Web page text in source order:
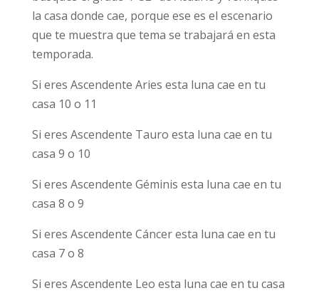
la casa donde cae, porque ese es el escenario
que te muestra que tema se trabajará en esta
temporada.
Si eres Ascendente Aries esta luna cae en tu
casa 10 o 11
Si eres Ascendente Tauro esta luna cae en tu
casa 9 o 10
Si eres Ascendente Géminis esta luna cae en tu
casa 8 o 9
Si eres Ascendente Cáncer esta luna cae en tu
casa 7 o 8
Si eres Ascendente Leo esta luna cae en tu casa